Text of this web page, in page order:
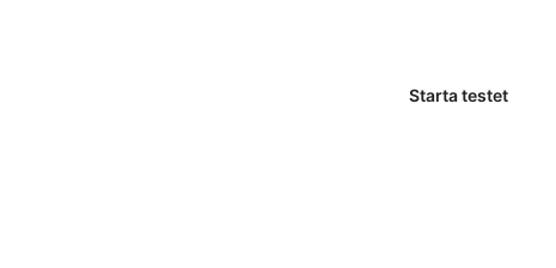
Starta testet